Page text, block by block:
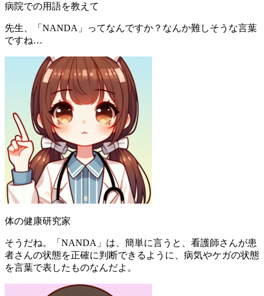
病院での用語を教えて
先生、「NANDA」ってなんですか？なんか難しそうな言葉
ですね…
体の健康研究家
そうだね。「NANDA」は、簡単に言うと、看護師さんが患
者さんの状態を正確に判断できるように、病気やケガの状態
を言葉で表したものなんだよ。